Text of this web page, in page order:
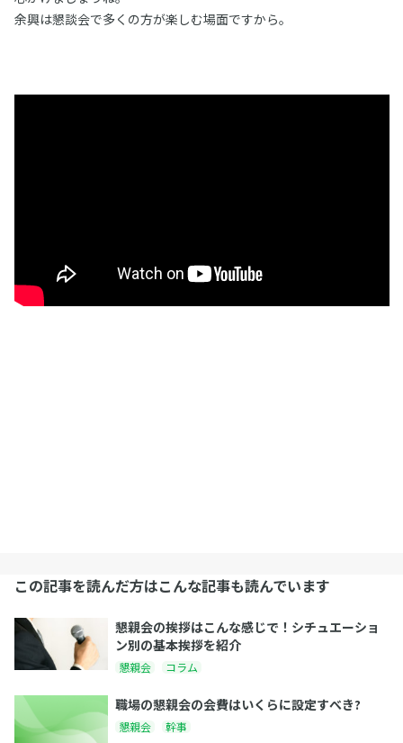
余興は懇談会で多くの方が楽しむ場面ですから。
この記事を読んだ方はこんな記事も読んでいます
懇親会の挨拶はこんな感じで！シチュエーショ
ン別の基本挨拶を紹介
懇親会 コラム
職場の懇親会の会費はいくらに設定すべき?
懇親会 幹事